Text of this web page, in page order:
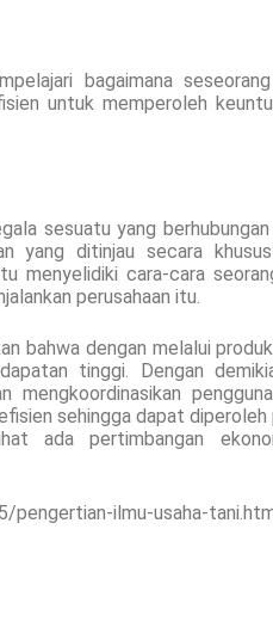
bagaimana
untuk memperoleh
sesuatu yang
yang ditinjau secara
menyelidiki cara-cara
perusahaan itu.
bahwa dengan melalui
tinggi. Dengan
mengkoordinasikan
sehingga dapat diperoleh
ada pertimbangan
ilmu-usaha-